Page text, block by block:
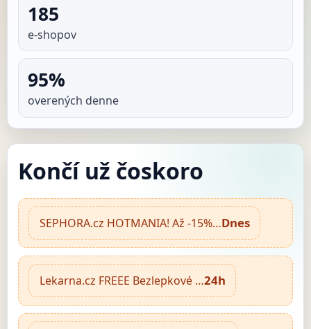
185
e-shopov
95%
overených denne
Končí už čoskoro
SEPHORA.cz HOTMANIA! Až -15%…Dnes
Lekarna.cz FREEE Bezlepkové …24h